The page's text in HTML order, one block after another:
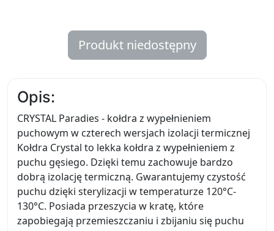
Produkt niedostępny
Opis:
CRYSTAL Paradies - kołdra z wypełnieniem
puchowym w czterech wersjach izolacji termicznej
Kołdra Crystal to lekka kołdra z wypełnieniem z
puchu gęsiego. Dzięki temu zachowuje bardzo
dobrą izolację termiczną. Gwarantujemy czystość
puchu dzięki sterylizacji w temperaturze 120°C-
130°C. Posiada przeszycia w kratę, które
zapobiegają przemieszczaniu i zbijaniu się puchu